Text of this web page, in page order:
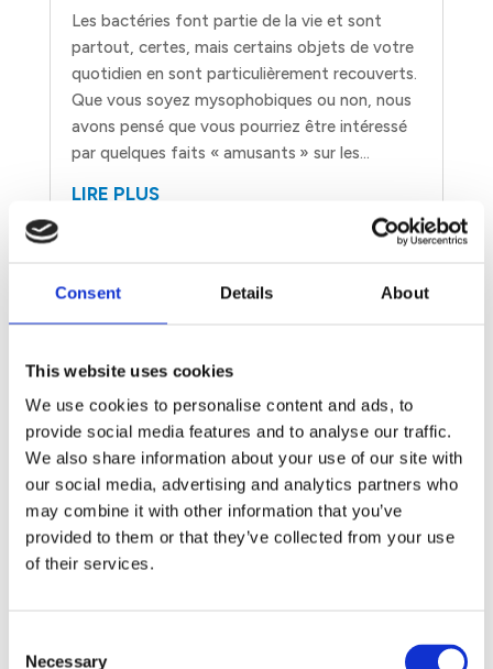
Consent Details About
This website uses cookies
We use cookies to personalise content and ads, to
provide social media features and to analyse our traffic.
We also share information about your use of our site with
our social media, advertising and analytics partners who
may combine it with other information that you’ve
provided to them or that they’ve collected from your use
of their services.
Necessary
Les bactéries font partie de la vie et sont
partout, certes, mais certains objets de votre
quotidien en sont particulièrement recouverts.
Que vous soyez mysophobiques ou non, nous
avons pensé que vous pourriez être intéressé
par quelques faits « amusants » sur les...
LIRE PLUS